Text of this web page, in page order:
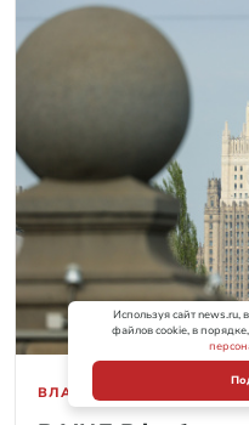
ВЛАСТЬ
Используя сайт news.ru,
файлов cookie, в